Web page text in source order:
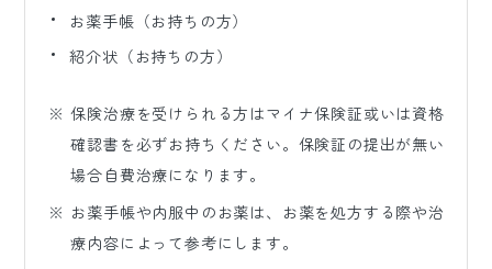
お薬手帳（お持ちの方）
紹介状（お持ちの方）
保険治療を受けられる方はマイナ保険証或いは資格
確認書を必ずお持ちください。保険証の提出が無い
場合自費治療になります。
お薬手帳や内服中のお薬は、お薬を処方する際や治
療内容によって参考にします。